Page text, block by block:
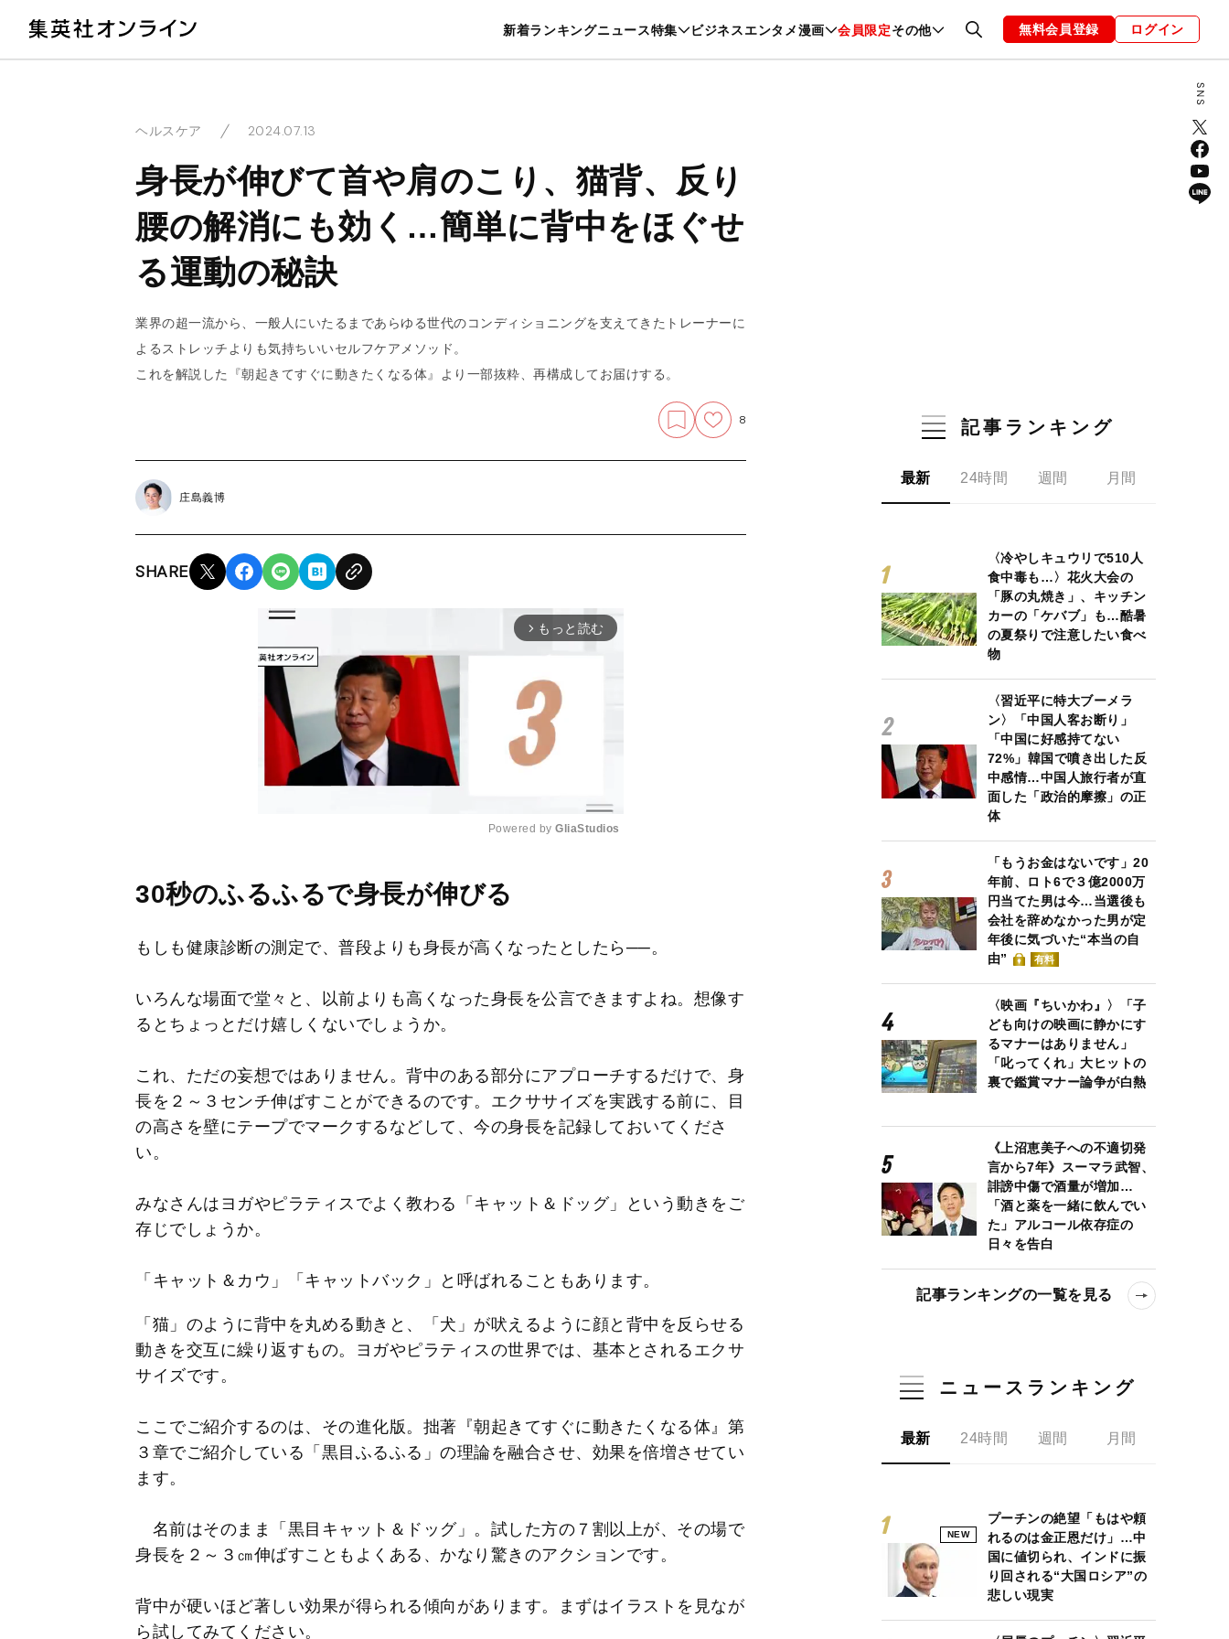
新着ランキングニュース特集 ビジネスエンタメ漫画 会員限定その他
暮らし スポーツ ヘルスケア 美容 グルメ ファッション 恋愛・結婚 編集部 お知らせ
無料会員登録 ログイン
ヘルスケア 2024.07.13
身長が伸びて首や肩のこり、猫背、反り
腰の解消にも効く…簡単に背中をほぐせ
る運動の秘訣
業界の超一流から、一般人にいたるまであらゆる世代のコンディショニングを支えてきたトレーナーに
よるストレッチよりも気持ちいいセルフケアメソッド。
これを解説した『朝起きてすぐに動きたくなる体』より一部抜粋、再構成してお届けする。
8
庄島義博
SHARE
arrow_forward_ios もっと読む
e
Powered by GliaStudios
30秒のふるふるで身長が伸びる
もしも健康診断の測定で、普段よりも身長が高くなったとしたら──。
いろんな場面で堂々と、以前よりも高くなった身長を公言できますよね。想像す
るとちょっとだけ嬉しくないでしょうか。
これ、ただの妄想ではありません。背中のある部分にアプローチするだけで、身
長を２～３センチ伸ばすことができるのです。エクササイズを実践する前に、目
の高さを壁にテープでマークするなどして、今の身長を記録しておいてくださ
い。
みなさんはヨガやピラティスでよく教わる「キャット＆ドッグ」という動きをご
存じでしょうか。
「キャット＆カウ」「キャットバック」と呼ばれることもあります。
「猫」のように背中を丸める動きと、「犬」が吠えるように顔と背中を反らせる
動きを交互に繰り返すもの。ヨガやピラティスの世界では、基本とされるエクサ
サイズです。
ここでご紹介するのは、その進化版。拙著『朝起きてすぐに動きたくなる体』第
３章でご紹介している「黒目ふるふる」の理論を融合させ、効果を倍増させてい
ます。
名前はそのまま「黒目キャット＆ドッグ」。試した方の７割以上が、その場で
身長を２～３㎝伸ばすこともよくある、かなり驚きのアクションです。
背中が硬いほど著しい効果が得られる傾向があります。まずはイラストを見なが
ら試してみてください。
記事ランキング
最新 24時間 週間 月間
〈冷やしキュウリで510人
食中毒も…〉花火大会の
「豚の丸焼き」、キッチン
カーの「ケバブ」も…酷暑
の夏祭りで注意したい食べ
物
〈習近平に特大ブーメラ
ン〉「中国人客お断り」
「中国に好感持てない
72%」韓国で噴き出した反
中感情…中国人旅行者が直
面した「政治的摩擦」の正
体
「もうお金はないです」20
年前、ロト6で３億2000万
円当てた男は今…当選後も
会社を辞めなかった男が定
年後に気づいた“本当の自
由”
有料
〈映画『ちいかわ』〉「子
ども向けの映画に静かにす
るマナーはありません」
「叱ってくれ」大ヒットの
裏で鑑賞マナー論争が白熱
《上沼恵美子への不適切発
言から7年》スーマラ武智、
誹謗中傷で酒量が増加…
「酒と薬を一緒に飲んでい
た」アルコール依存症の
日々を告白
記事ランキングの一覧を見る
ニュースランキング
最新 24時間 週間 月間
NEW
プーチンの絶望「もはや頼
れるのは金正恩だけ」…中
国に値切られ、インドに振
り回される“大国ロシア”の
悲しい現実